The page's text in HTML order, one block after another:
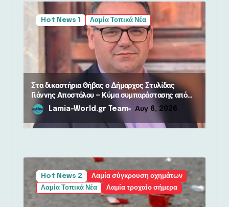
θ
ω
ν
Hot News 1 Λαμία Τοπικά Νέα
Στα δικαστήρια Θήβας ο Δήμαρχος Στυλίδας
Γιάννης Αποστόλου – Κύμα συμπαράστασης από
πολίτεςLamia-World.gr Team Αυγ 6, 2026
Hot News 2
Λαμία σύγκρουση οχημάτων
Λαμία Τοπικά Νέα
Λαμία τροχαίο σήμερα